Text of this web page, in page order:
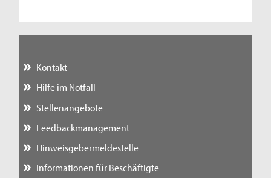
Kontakt
Hilfe im Notfall
Stellenangebote
Feedbackmanagement
Hinweisgebermeldestelle
Informationen für Beschäftigte